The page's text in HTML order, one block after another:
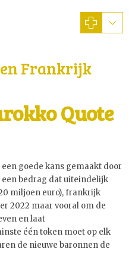
Frankrijk
Quote
goede kans gemaakt door
een bedrag dat uiteindelijk
miljoen euro), frankrijk
2022 maar vooral om de
en laat
één token moet op elk
de nieuwe baronnen de